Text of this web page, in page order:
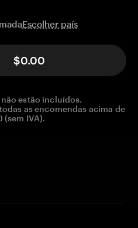
Escolher país
$0.00
estão incluídos.
as encomendas acima de
(sem IVA).